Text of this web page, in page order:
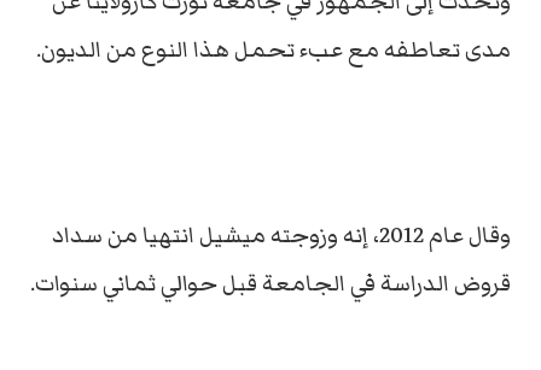
مدى تعاطفه مع عبء تحمل هذا النوع من الديون.
وقال عام 2012، إنه وزوجته ميشيل انتهيا من سداد
قروض الدراسة في الجامعة قبل حوالي ثماني سنوات.